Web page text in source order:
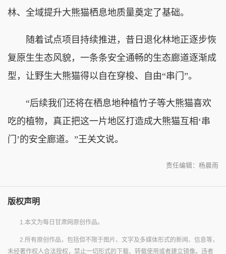
林、全域提升大熊猫栖息地质量奠定了基础。
随着试点项目持续推进，昔日退化林地正逐步恢
复原生生态风貌，一条条安全通畅的生态廊道逐渐成
型，让野生大熊猫得以自在穿梭、自由“串门”。
“后续我们还将在栖息地种植竹子等大熊猫喜欢
吃的植物，真正把这一片地区打造成大熊猫互相‘串
门’的安全廊道。”王关文说。
责任编辑：杨晨雨
版权声明
1.本文为每日甘肃网原创作品。
2.所有原创作品，包括但不限于图片、文字及多媒体形式的新闻、信息等，
未经著作权人合法授权，禁止一切形式的下载、转载使用或者建立镜像。违者